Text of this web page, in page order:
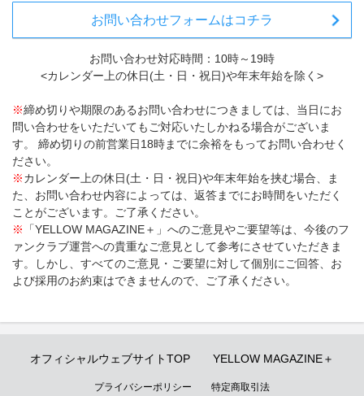
お問い合わせフォームはコチラ
お問い合わせ対応時間：10時～19時
<カレンダー上の休日(土・日・祝日)や年末年始を除く>
※締め切りや期限のあるお問い合わせにつきましては、当日にお
問い合わせをいただいてもご対応いたしかねる場合がございま
す。 締め切りの前営業日18時までに余裕をもってお問い合わせく
ださい。
※カレンダー上の休日(土・日・祝日)や年末年始を挟む場合、ま
た、お問い合わせ内容によっては、返答までにお時間をいただく
ことがございます。ご了承ください。
※
「YELLOW MAGAZINE＋」へのご意見やご要望等は、今後のフ
ァンクラブ運営への貴重なご意見として参考にさせていただきま
す。しかし、すべてのご意見・ご要望に対して個別にご回答、お
よび採用のお約束はできませんので、ご了承ください。
オフィシャルウェブサイトTOP YELLOW MAGAZINE＋
プライバシーポリシー 特定商取引法